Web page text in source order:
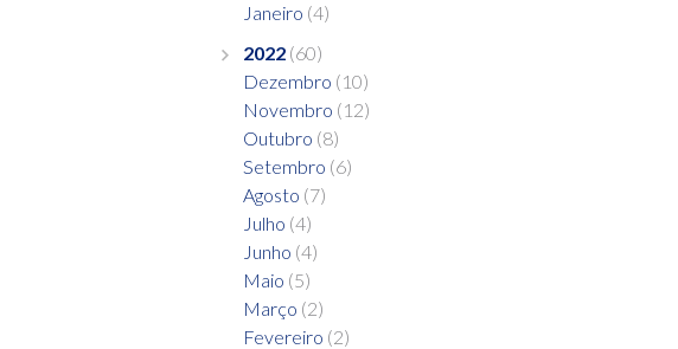
Janeiro (4)
2022 (60)
Dezembro (10)
Novembro (12)
Outubro (8)
Setembro (6)
Agosto (7)
Julho (4)
Junho (4)
Maio (5)
Março (2)
Fevereiro (2)